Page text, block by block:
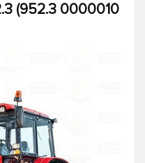
(952.3 0000010